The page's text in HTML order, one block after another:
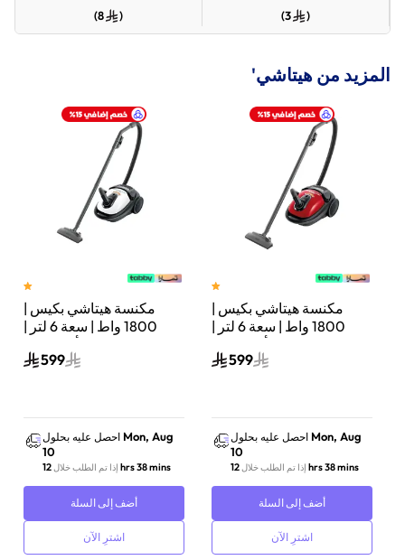
(
3
)
(
8
)
المزيد من هيتاشي'
مكنسة هيتاشي بكيس |
1800 واط | سعة 6 لتر |
599
احصل عليه بحلول Mon, Aug
10
إذا تم الطلب خلال 12 hrs 38 mins
أضف إلى السلة
اشترِ الآن
مكنسة هيتاشي بكيس |
1800 واط | سعة 6 لتر |
599
احصل عليه بحلول Mon, Aug
10
إذا تم الطلب خلال 12 hrs 38 mins
أضف إلى السلة
اشترِ الآن